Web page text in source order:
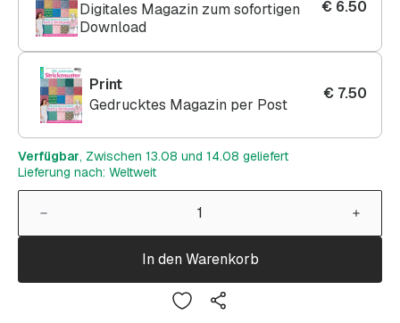
Digitales Magazin zum sofortigen
Download
€ 6.50
Print
Gedrucktes Magazin per Post
€ 7.50
Verfügbar, Zwischen 13.08 und 14.08 geliefert
Lieferung nach: Weltweit
In den Warenkorb